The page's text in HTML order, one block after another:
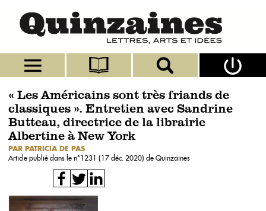
« Les Américains sont très friands de
classiques ». Entretien avec Sandrine
Butteau, directrice de la librairie
Albertine à New York
PAR PATRICIA DE PAS
Article publié dans le n°1231 (17 déc. 2020) de Quinzaines